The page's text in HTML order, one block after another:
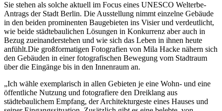
Sie stehen als solche aktuell im Focus eines UNESCO Welterbe-
Antrags der Stadt Berlin. Die Ausstellung nimmt einzelne Gebäude
in den beiden prominenten Baugebieten ins Visier und verdeutlicht,
wie beide städtebaulichen Lösungen in Konkurrenz aber auch in
Bezug zueinanderstehen und wie sich das Leben in ihnen heute
anfühlt.Die großformatigen Fotografien von Mila Hacke nähern sich
den Gebäuden in einer fotografischen Bewegung vom Stadtraum
über die Eingänge bis in den Innenraum an.
„Ich wähle exemplarisch in allen Gebieten je eine Wohn- und eine
öffentliche Nutzung und fotografiere den Dreiklang aus
städtebaulichem Empfang, der Architekturgeste eines Hauses und